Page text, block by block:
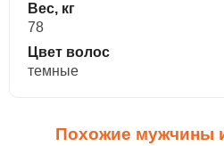
Вес, кг
78
Цвет волос
темные
Похожие мужчины